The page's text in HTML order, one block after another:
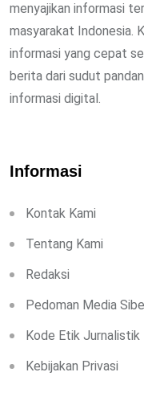
menyajikan informasi
masyarakat Indonesia.
informasi yang cepat
berita dari sudut
informasi digital.
Informasi
Kontak Kami
Tentang Kami
Redaksi
Pedoman Media
Kode Etik Jurnalistik
Kebijakan Privasi